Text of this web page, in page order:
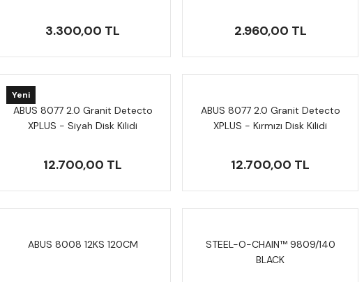
3.300,00 TL 2.960,00 TL
Yeni
ABUS 8077 2.0 Granit Detecto
XPLUS - Siyah Disk Kilidi
12.700,00 TL
ABUS 8077 2.0 Granit Detecto
XPLUS - Kırmızı Disk Kilidi
12.700,00 TL
ABUS 8008 12KS 120CM
STEEL-O-CHAIN™ 9809/140
BLACK